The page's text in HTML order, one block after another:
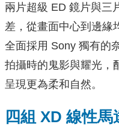
兩片超級 ED 鏡片與三
差，從畫面中心到邊緣
全面採用 Sony 獨有的
拍攝時的鬼影與耀光，
呈現更為柔和自然。
四組 XD 線性馬